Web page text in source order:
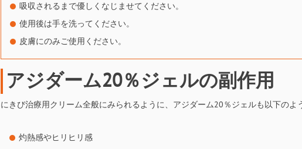
吸収されるまで優しくなじませてください。
使用後は手を洗ってください。
皮膚にのみご使用ください。
アジダーム20％ジェルの副作用
にきび治療用クリーム全般にみられるように、アジダーム20％ジェルも以下のよ
灼熱感やヒリヒリ感